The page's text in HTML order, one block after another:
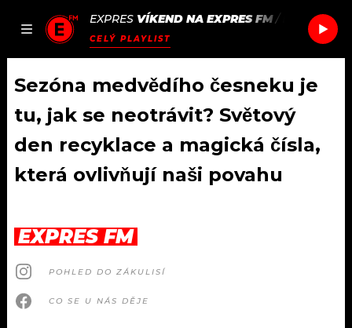
JAK
SEZNAM.CZ
EXPRES VÍKEND NA EXPRES FM/ EDITORS
CELÝ PLAYLIST
ČLÁNKY
HUDBA
ROZHOVORY
RÁDIO
Sezóna medvědího česneku je
tu, jak se neotrávit? Světový
den recyklace a magická čísla,
která ovlivňují naši povahu
EXPRES FM
POHLED DO ZÁKULISÍ
CO SE U NÁS DĚJE